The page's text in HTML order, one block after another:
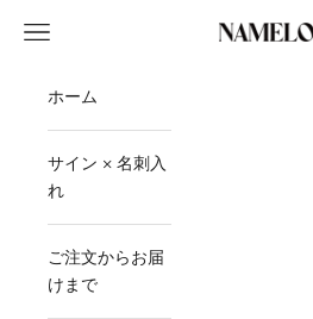
ネームロ公
メニュー
ホーム
サイン × 名刺入
れ
ご注文からお届
けまで